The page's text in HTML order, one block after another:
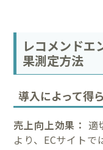
レコメンドエ
果測定方法
導入によって得
売上向上効果： 適
より、ECサイト